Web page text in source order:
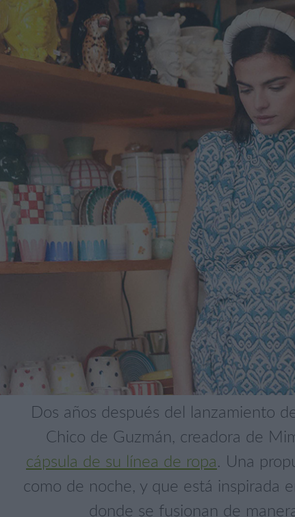
Dos años después del lanzamiento
Chico de Guzmán, creadora de
cápsula de su línea de ropa. Una
como de noche, y que está inspirada
donde se fusionan de